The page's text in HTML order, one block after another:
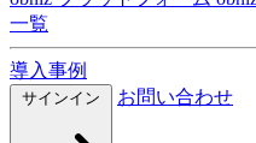
一覧
導入事例
お問い合わせ